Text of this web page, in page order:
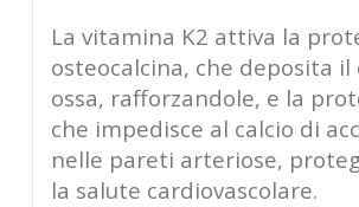
La vitamina K2 attiva la
osteocalcina, che deposita il
ossa, rafforzandole, e la
che impedisce al calcio di
nelle pareti arteriose,
la salute cardiovascolare.